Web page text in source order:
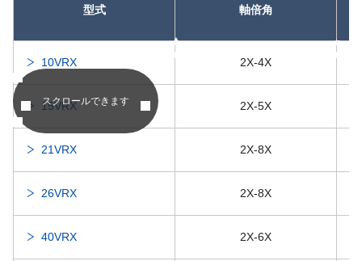
スクロールできます
型式 軸倍角
10VRX 2X-4X
15VRX 2X-5X
21VRX 2X-8X
26VRX 2X-8X
40VRX 2X-6X